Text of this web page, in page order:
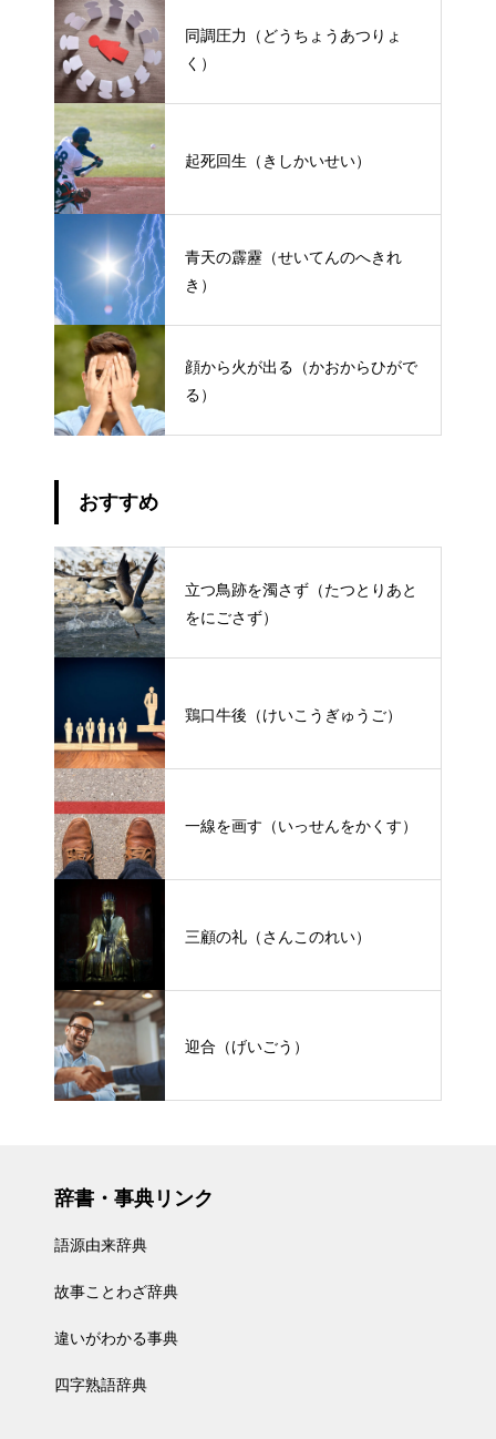
同調圧力（どうちょうあつりょ
く）
起死回生（きしかいせい）
青天の霹靂（せいてんのへきれ
き）
顔から火が出る（かおからひがで
る）
おすすめ
立つ鳥跡を濁さず（たつとりあと
をにごさず）
鶏口牛後（けいこうぎゅうご）
一線を画す（いっせんをかくす）
三顧の礼（さんこのれい）
迎合（げいごう）
辞書・事典リンク
語源由来辞典
故事ことわざ辞典
違いがわかる事典
四字熟語辞典